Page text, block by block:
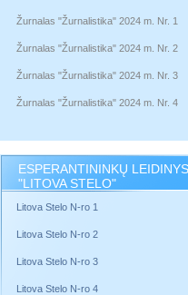
Žurnalas "Žurnalistika" 2024 m. Nr. 1
Žurnalas "Žurnalistika" 2024 m. Nr. 2
Žurnalas "Žurnalistika" 2024 m. Nr. 3
Žurnalas "Žurnalistika" 2024 m. Nr. 4
ESPERANTININKŲ LEIDINYS
"LITOVA STELO"
Litova Stelo N-ro 1
Litova Stelo N-ro 2
Litova Stelo N-ro 3
Litova Stelo N-ro 4